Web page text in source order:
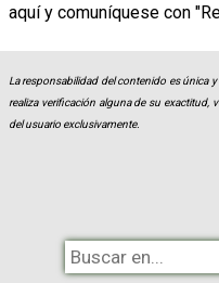
aquí y comuníquese con
La responsabilidad del contenido es única
realiza verificación alguna de su exactitud,
del usuario exclusivamente.